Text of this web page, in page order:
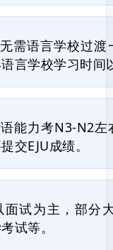
需语言学校过
言学校学习时间
能力考N3-N2左
交EJU成绩。
试为主，部分
试等。